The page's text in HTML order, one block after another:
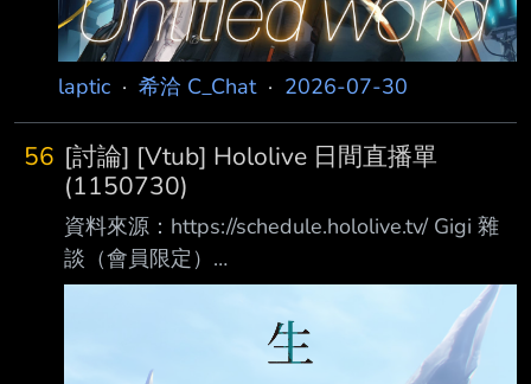
laptic · 希洽 C_Chat· 2026-07-30
56 [討論] [Vtub] Hololive 日間直播單
(1150730)
資料來源：https://schedule.hololive.tv/ Gigi 雜
談（會員限定）
https://www.youtube.com/watch?
v=ZV85SlKEruc 預告實況 08:00 Flayon 艾爾之
光 https://www.youtube.com/watch?